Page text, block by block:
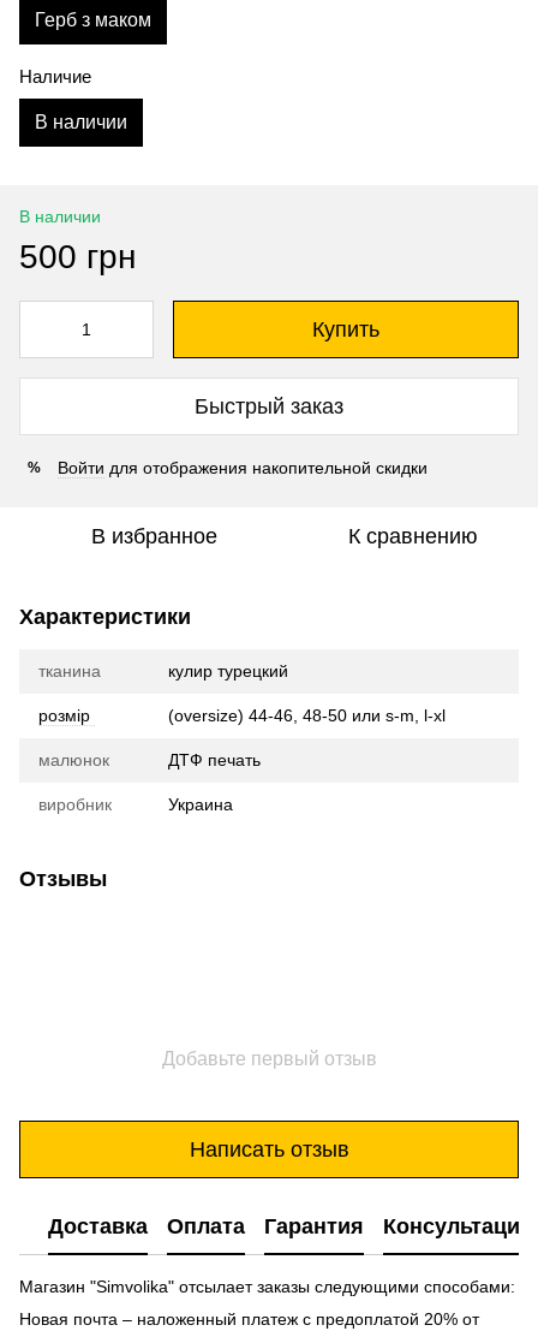
Герб з маком
Наличие
В наличии
В наличии
500 грн
Купить
Быстрый заказ
% Войти для отображения накопительной скидки
В избранное К сравнению
Характеристики
тканина кулир турецкий
розмір (oversize) 44-46, 48-50 или s-m, l-xl
малюнок ДТФ печать
виробник Украина
Отзывы
Добавьте первый отзыв
Написать отзыв
Доставка Оплата Гарантия Консультация
Магазин "Simvolika" отсылает заказы следующими способами:
Новая почта – наложенный платеж с предоплатой 20% от